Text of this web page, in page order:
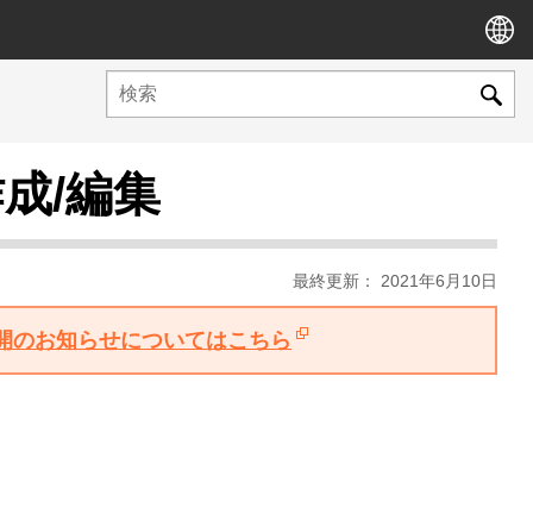
/編集
最終更新： 2021年6月10日
のお知らせについてはこちら